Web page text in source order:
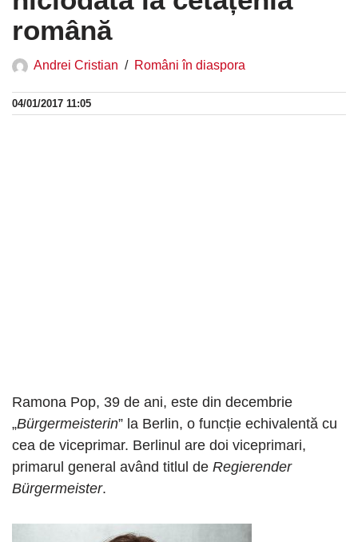
română
Andrei Cristian Români în diaspora
04/01/2017 11:05
Ramona Pop, 39 de ani, este din decembrie
„Bürgermeisterin” la Berlin, o funcție echivalentă cu
cea de viceprimar. Berlinul are doi viceprimari,
primarul general având titlul de Regierender
Bürgermeister.